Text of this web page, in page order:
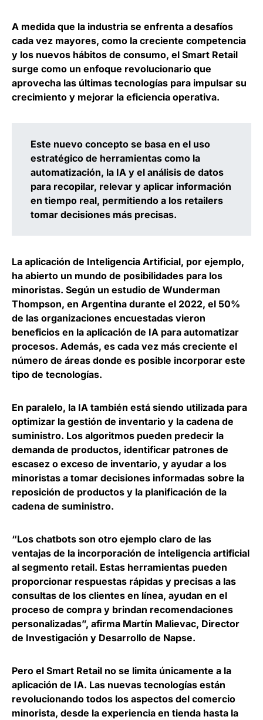
A medida que la industria se enfrenta a desafíos
cada vez mayores, como la creciente competencia
y los nuevos hábitos de consumo, el Smart Retail
surge como un enfoque revolucionario que
aprovecha las últimas tecnologías para impulsar su
crecimiento y mejorar la eficiencia operativa.
Este nuevo concepto se basa en el uso
estratégico de herramientas como la
automatización, la IA y el análisis de datos
para recopilar, relevar y aplicar información
en tiempo real, permitiendo a los retailers
tomar decisiones más precisas.
La aplicación de Inteligencia Artificial, por ejemplo,
ha abierto un mundo de posibilidades para los
minoristas. Según un estudio de Wunderman
Thompson, en Argentina durante el 2022, el 50%
de las organizaciones encuestadas vieron
beneficios en la aplicación de IA para automatizar
procesos. Además, es cada vez más creciente el
número de áreas donde es posible incorporar este
tipo de tecnologías.
En paralelo, la IA también está siendo utilizada para
optimizar la gestión de inventario y la cadena de
suministro. Los algoritmos pueden predecir la
demanda de productos, identificar patrones de
escasez o exceso de inventario, y ayudar a los
minoristas a tomar decisiones informadas sobre la
reposición de productos y la planificación de la
cadena de suministro.
“Los chatbots son otro ejemplo claro de las
ventajas de la incorporación de inteligencia artificial
al segmento retail. Estas herramientas pueden
proporcionar respuestas rápidas y precisas a las
consultas de los clientes en línea, ayudan en el
proceso de compra y brindan recomendaciones
personalizadas”, afirma Martín Malievac, Director
de Investigación y Desarrollo de Napse.
Pero el Smart Retail no se limita únicamente a la
aplicación de IA. Las nuevas tecnologías están
revolucionando todos los aspectos del comercio
minorista, desde la experiencia en tienda hasta la